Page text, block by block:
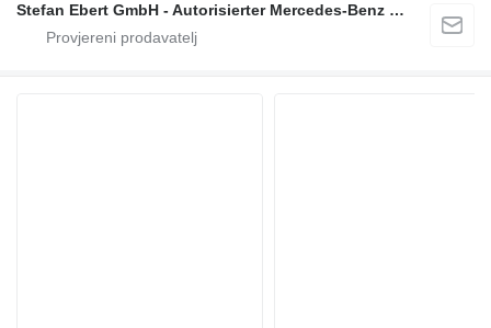
Stefan Ebert GmbH - Autorisierter Mercedes-Benz Servicepartner